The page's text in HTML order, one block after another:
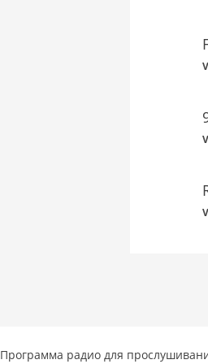
Программа радио для